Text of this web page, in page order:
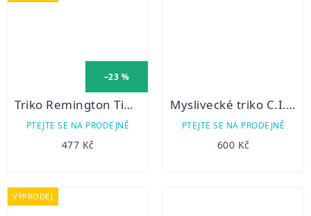
–23 %
Triko Remington Timber
PTEJTE SE NA PRODEJNĚ
477 Kč
Myslivecké triko C.I.T. lesní zvěř hnědé
PTEJTE SE NA PRODEJNĚ
600 Kč
VÝPRODEJ